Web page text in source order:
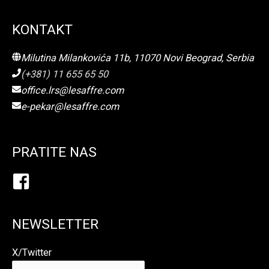
KONTAKT
Milutina Milankovića 11b, 11070 Novi Beograd, Serbia
(+381) 11 655 65 50
office.lrs@lesaffre.com
e-pekar@lesaffre.com
PRATITE NAS
NEWSLETTER
X/Twitter